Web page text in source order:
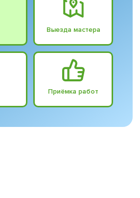
Выезда мастера
Приёмка работ